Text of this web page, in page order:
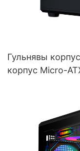
Гульнявы
корпус Micro-